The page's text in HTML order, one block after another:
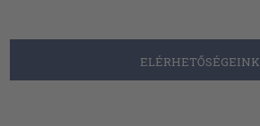
ELÉRHETŐSÉGEINK